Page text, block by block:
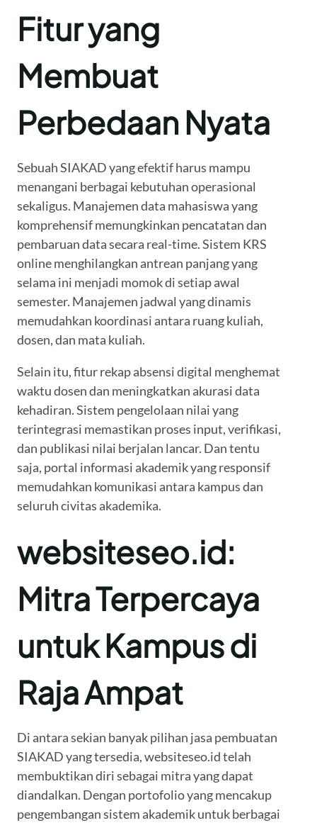
Fitur yang
Membuat
Perbedaan Nyata
Sebuah SIAKAD yang efektif harus mampu
menangani berbagai kebutuhan operasional
sekaligus. Manajemen data mahasiswa yang
komprehensif memungkinkan pencatatan dan
pembaruan data secara real-time. Sistem KRS
online menghilangkan antrean panjang yang
selama ini menjadi momok di setiap awal
semester. Manajemen jadwal yang dinamis
memudahkan koordinasi antara ruang kuliah,
dosen, dan mata kuliah.
Selain itu, fitur rekap absensi digital menghemat
waktu dosen dan meningkatkan akurasi data
kehadiran. Sistem pengelolaan nilai yang
terintegrasi memastikan proses input, verifikasi,
dan publikasi nilai berjalan lancar. Dan tentu
saja, portal informasi akademik yang responsif
memudahkan komunikasi antara kampus dan
seluruh civitas akademika.
websiteseo.id:
Mitra Terpercaya
untuk Kampus di
Raja Ampat
Di antara sekian banyak pilihan jasa pembuatan
SIAKAD yang tersedia, websiteseo.id telah
membuktikan diri sebagai mitra yang dapat
diandalkan. Dengan portofolio yang mencakup
pengembangan sistem akademik untuk berbagai